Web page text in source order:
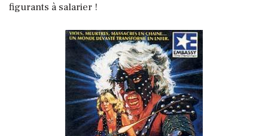
figurants à salarier !